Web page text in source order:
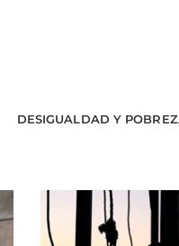
DESIGUALDAD Y